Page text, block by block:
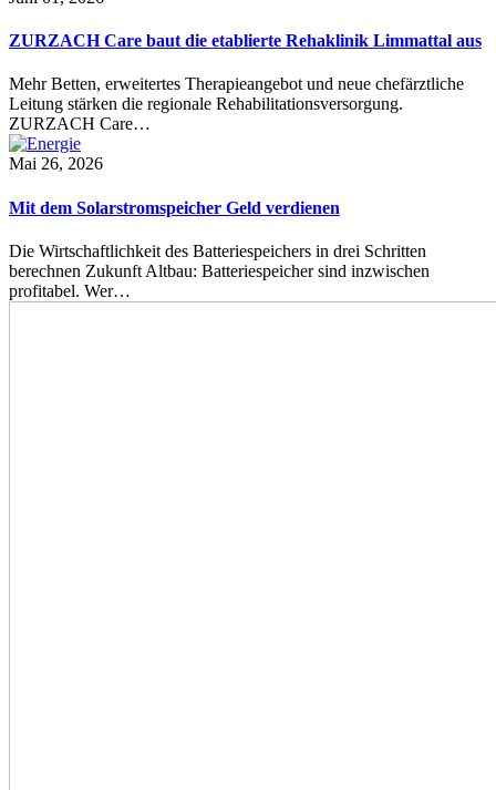
ZURZACH Care baut die etablierte Rehaklinik Limmattal aus
Mehr Betten, erweitertes Therapieangebot und neue chefärztliche
Leitung stärken die regionale Rehabilitationsversorgung.
ZURZACH Care…
Mai 26, 2026
Mit dem Solarstromspeicher Geld verdienen
Die Wirtschaftlichkeit des Batteriespeichers in drei Schritten
berechnen Zukunft Altbau: Batteriespeicher sind inzwischen
profitabel. Wer…